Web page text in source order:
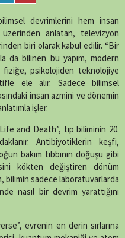
on
LinkedIn
on
Pinterest
devrimlerini hem insan
anlatan, televizyon
biri olarak kabul edilir. “Bir
da bilinen bu yapım, modern
fiziğe, psikolojiden teknolojiye
ele alır. Sadece bilimsel
insan azmini ve dönemin
işler.
and Death”, tıp biliminin 20.
Antibiyotiklerin keşfi,
bakım tıbbının doğuşu gibi
kökten değiştiren dönüm
bilimin sadece laboratuvarlarda
nasıl bir devrim yarattığını
evrenin en derin sırlarına